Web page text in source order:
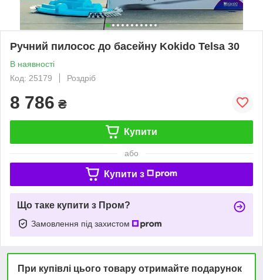
Ручний пилосос до басейну Kokido Telsa 30
В наявності
Код: 25179
Роздріб
8 786 ₴
Купити
або
Купити з
Що таке купити з Пром?
Замовлення під захистом
При купівлі цього товару отримайте подарунок